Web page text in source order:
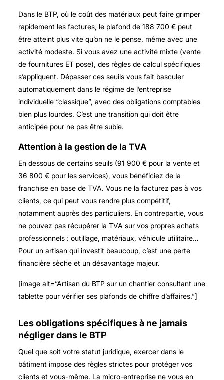
Dans le BTP, où le coût des matériaux peut faire grimper
rapidement les factures, le plafond de 188 700 € peut
être atteint plus vite qu’on ne le pense, même avec une
activité modeste. Si vous avez une activité mixte (vente
de fournitures ET pose), des règles de calcul spécifiques
s’appliquent. Dépasser ces seuils vous fait basculer
automatiquement dans le régime de l’entreprise
individuelle “classique”, avec des obligations comptables
bien plus lourdes. C’est une transition qui doit être
anticipée pour ne pas être subie.
Attention à la gestion de la TVA
En dessous de certains seuils (91 900 € pour la vente et
36 800 € pour les services), vous bénéficiez de la
franchise en base de TVA. Vous ne la facturez pas à vos
clients, ce qui peut vous rendre plus compétitif,
notamment auprès des particuliers. En contrepartie, vous
ne pouvez pas récupérer la TVA sur vos propres achats
professionnels : outillage, matériaux, véhicule utilitaire…
Pour un artisan qui investit beaucoup, c’est une perte
financière sèche et un désavantage majeur.
[image alt=”Artisan du BTP sur un chantier consultant une
tablette pour vérifier ses plafonds de chiffre d’affaires.”]
Les obligations spécifiques à ne jamais
négliger dans le BTP
Quel que soit votre statut juridique, exercer dans le
bâtiment impose des règles strictes pour protéger vos
clients et vous-même. La micro-entreprise ne vous en